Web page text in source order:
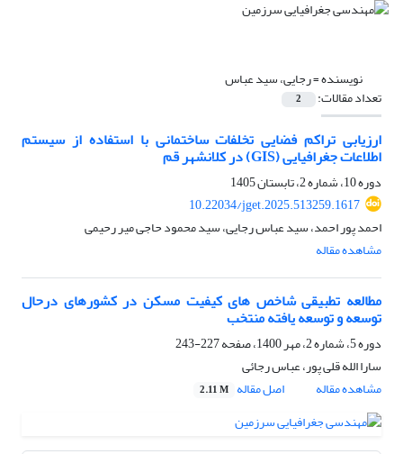
نویسنده =رجایی، سید عباس
تعداد مقالات: 2
ارزیابی تراکم فضایی تخلفات ساختمانی با استفاده از سیستم
اطلاعات جغرافیایی (GIS) در کلانشهر قم
دوره 10، شماره 2، تابستان 1405
10.22034/jget.2025.513259.1617
احمد پور احمد، سید عباس رجایی، سید محمود حاجی میر رحیمی
مشاهده مقاله
مطالعه تطبیقی شاخص های کیفیت مسکن در کشورهای درحال
توسعه و توسعه یافته منتخب
دوره 5، شماره 2، مهر 1400، صفحه
227-243
سارا الله قلی پور، عباس رجائی
مشاهده مقاله
اصل مقاله 2.11 M